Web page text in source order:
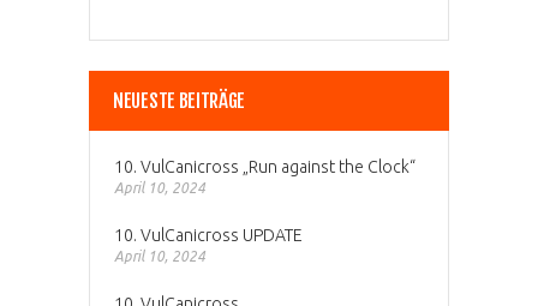
NEUESTE BEITRÄGE
10. VulCanicross „Run against the Clock“
April 10, 2024
10. VulCanicross UPDATE
April 10, 2024